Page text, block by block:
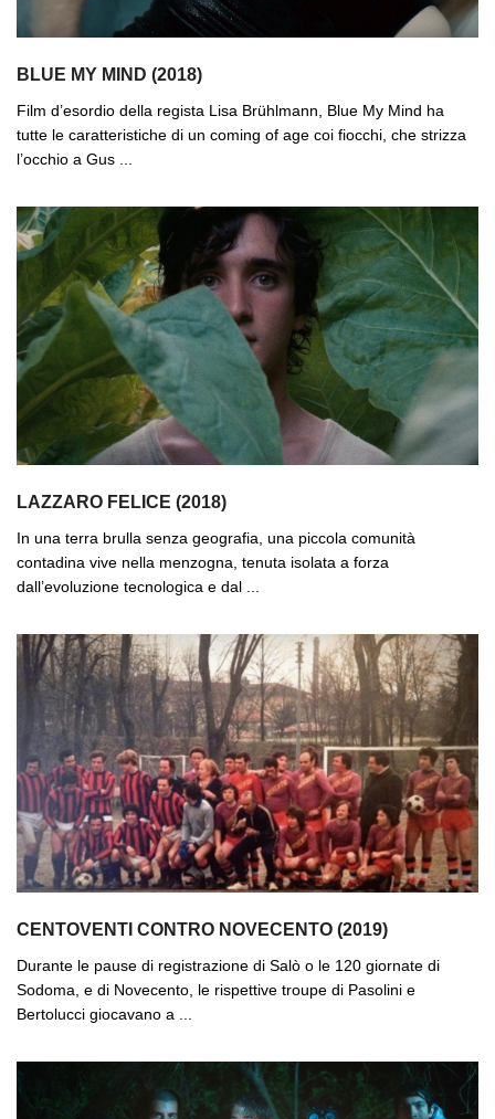
BLUE MY MIND (2018)
Film d’esordio della regista Lisa Brühlmann, Blue My Mind ha
tutte le caratteristiche di un coming of age coi fiocchi, che strizza
l’occhio a Gus ...
LAZZARO FELICE (2018)
In una terra brulla senza geografia, una piccola comunità
contadina vive nella menzogna, tenuta isolata a forza
dall’evoluzione tecnologica e dal ...
CENTOVENTI CONTRO NOVECENTO (2019)
Durante le pause di registrazione di Salò o le 120 giornate di
Sodoma, e di Novecento, le rispettive troupe di Pasolini e
Bertolucci giocavano a ...